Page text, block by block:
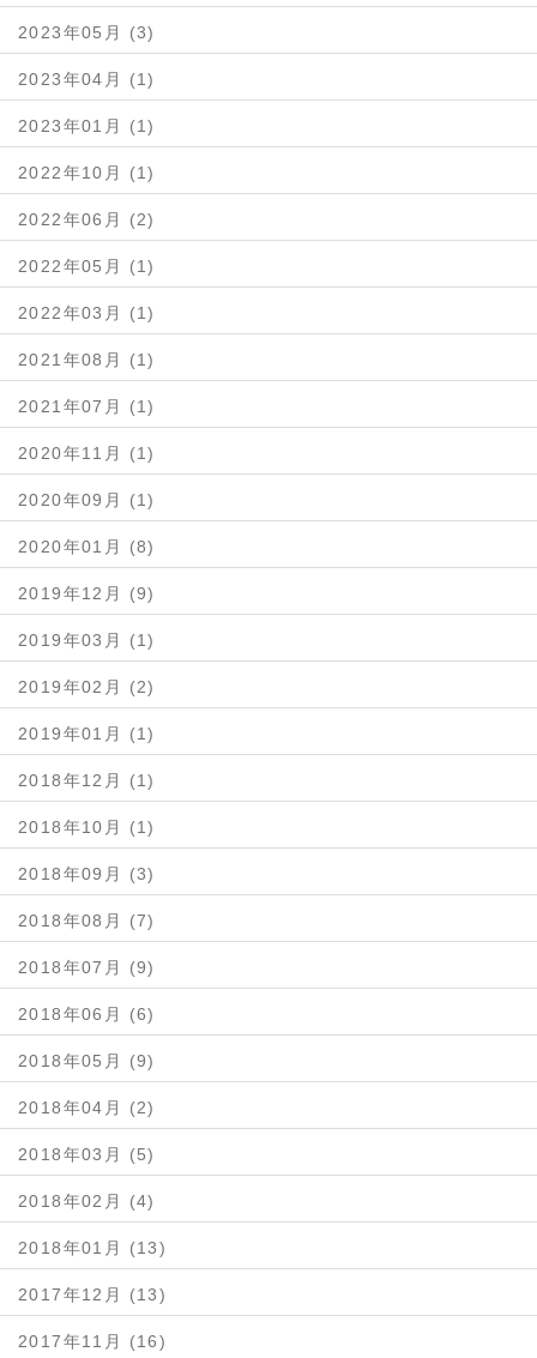
2023年05月 (3)
2023年04月 (1)
2023年01月 (1)
2022年10月 (1)
2022年06月 (2)
2022年05月 (1)
2022年03月 (1)
2021年08月 (1)
2021年07月 (1)
2020年11月 (1)
2020年09月 (1)
2020年01月 (8)
2019年12月 (9)
2019年03月 (1)
2019年02月 (2)
2019年01月 (1)
2018年12月 (1)
2018年10月 (1)
2018年09月 (3)
2018年08月 (7)
2018年07月 (9)
2018年06月 (6)
2018年05月 (9)
2018年04月 (2)
2018年03月 (5)
2018年02月 (4)
2018年01月 (13)
2017年12月 (13)
2017年11月 (16)